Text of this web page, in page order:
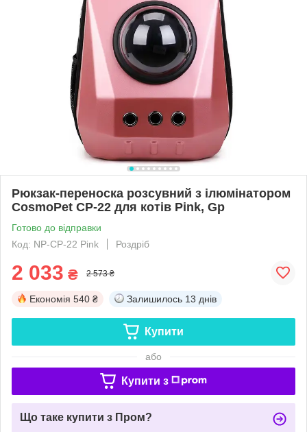
Рюкзак-переноска розсувний з ілюмінатором
CosmoPet CP-22 для котів Pink, Gp
Готово до відправки
Код: NP-CP-22 Pink
Роздріб
2 033 ₴ 2 573 ₴
Економія 540 ₴ Залишилось 13 днів
Купити
або
Купити з
Що таке купити з Пром?